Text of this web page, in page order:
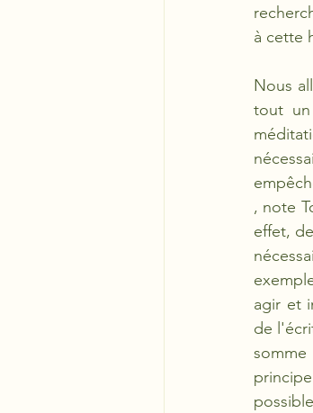
à cette
Nous
tout un
, note
effet,
agir et
de